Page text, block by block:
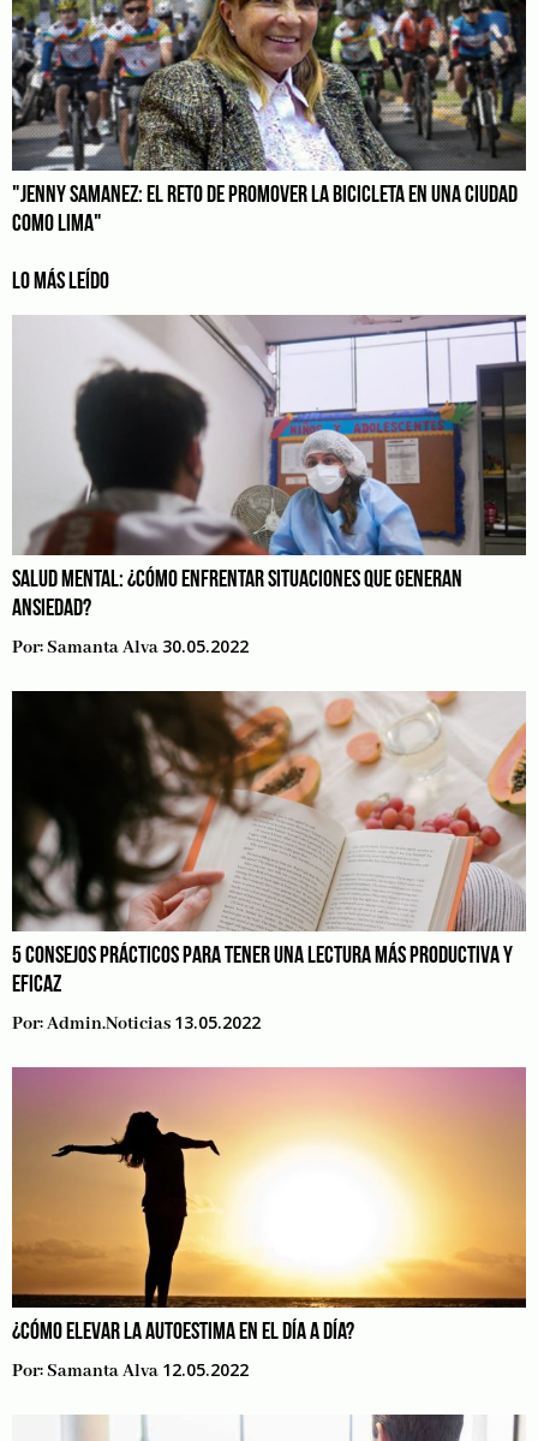
"JENNY SAMANEZ: EL RETO DE PROMOVER LA BICICLETA EN UNA CIUDAD
COMO LIMA"
LO MÁS LEÍDO
SALUD MENTAL: ¿CÓMO ENFRENTAR SITUACIONES QUE GENERAN
ANSIEDAD?
Por:Samanta Alva 30.05.2022
5 CONSEJOS PRÁCTICOS PARA TENER UNA LECTURA MÁS PRODUCTIVA Y
EFICAZ
Por:Admin.noticias 13.05.2022
¿CÓMO ELEVAR LA AUTOESTIMA EN EL DÍA A DÍA?
Por:Samanta Alva 12.05.2022